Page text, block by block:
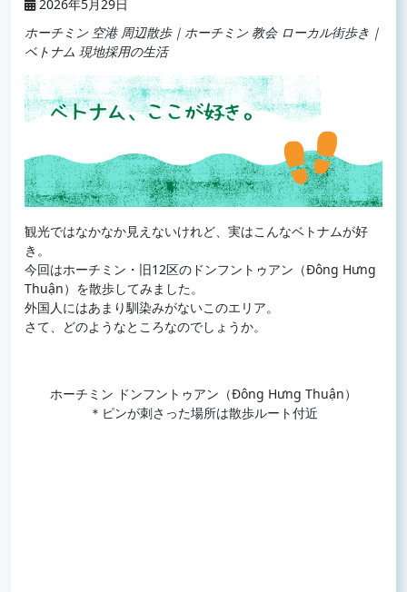
2026年5月29日
ホーチミン 空港 周辺散歩｜ホーチミン 教会 ローカル街歩き｜
ベトナム 現地採用の生活
観光ではなかなか見えないけれど、実はこんなベトナムが好
き。
今回はホーチミン・旧12区のドンフントゥアン（Đông Hưng
Thuận）を散歩してみました。
外国人にはあまり馴染みがないこのエリア。
さて、どのようなところなのでしょうか。
ホーチミン ドンフントゥアン（Đông Hưng Thuận）
＊ピンが刺さった場所は散歩ルート付近